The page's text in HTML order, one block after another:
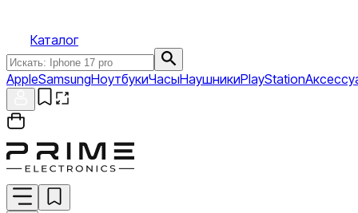
Каталог
AppleSamsungНоутбукиЧасыНаушникиPlayStation